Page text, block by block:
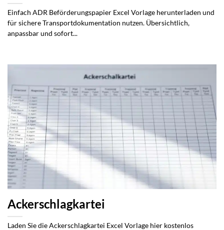
Einfach ADR Beförderungspapier Excel Vorlage herunterladen und
für sichere Transportdokumentation nutzen. Übersichtlich,
anpassbar und sofort...
Ackerschlagkartei
Laden Sie die Ackerschlagkartei Excel Vorlage hier kostenlos